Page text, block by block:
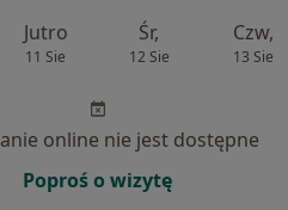
Jutro
11 Sie
Śr,
12 Sie
Czw,
13 Sie
online nie jest dostępne
Poproś o wizytę